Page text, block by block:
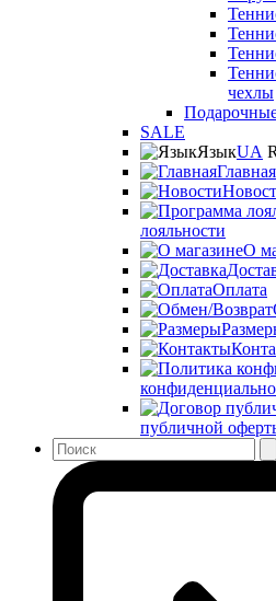
чехлы
SALE
ЯзыкUA
Главная
лояльности
О
Оплата
публичной